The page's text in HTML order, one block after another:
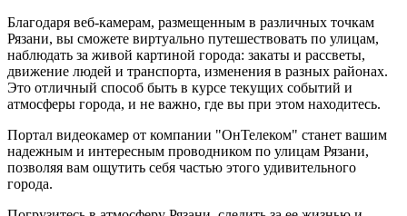
Благодаря веб-камерам, размещенным в различных точкам
Рязани, вы сможете виртуально путешествовать по улицам,
наблюдать за живой картиной города: закаты и рассветы,
движение людей и транспорта, изменения в разных районах.
Это отличный способ быть в курсе текущих событий и
атмосферы города, и не важно, где вы при этом находитесь.
Портал видеокамер от компании "ОнТелеком" станет вашим
надежным и интересным проводником по улицам Рязани,
позволяя вам ощутить себя частью этого удивительного
города.